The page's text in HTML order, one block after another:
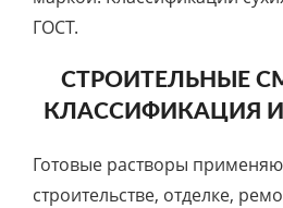
ГОСТ.
СТРОИТЕЛЬНЫЕ
КЛАССИФИКАЦИЯ
Готовые растворы
строительстве, отделке,